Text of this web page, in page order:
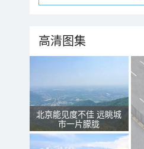
高清图集
北京能见度不佳 远眺城
市一片朦胧